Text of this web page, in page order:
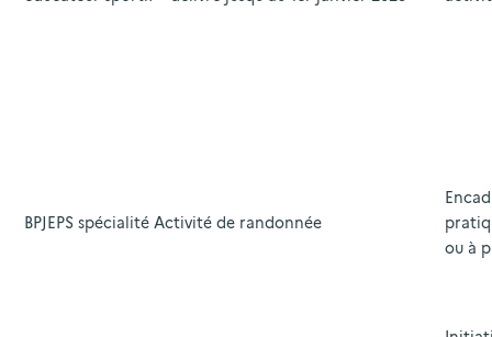
BPJEPS spécialité Activité de randonnée
ou à